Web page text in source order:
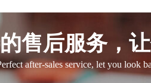
售后服务，
after-sales service, let you look